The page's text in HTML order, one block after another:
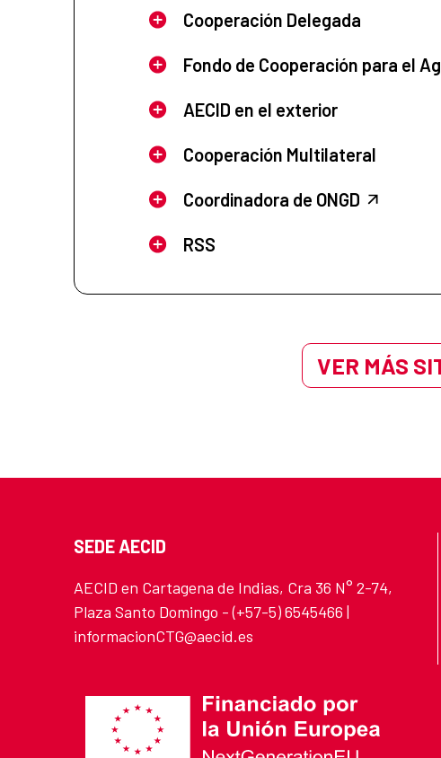
Cooperación Delegada
Fondo de Cooperación para el
AECID en el exterior
Cooperación Multilateral
Coordinadora de ONGD
RSS
VER MÁS
SEDE AECID
AECID en Cartagena de Indias, Cra 36 N° 2-74,
Plaza Santo Domingo - (+57-5) 6545466 |
informacionCTG@aecid.es